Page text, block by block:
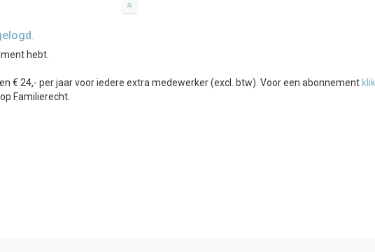
hebt.
€ 24,- per jaar voor iedere extra medewerker (excl. btw). Voor een abonnement
Familierecht.